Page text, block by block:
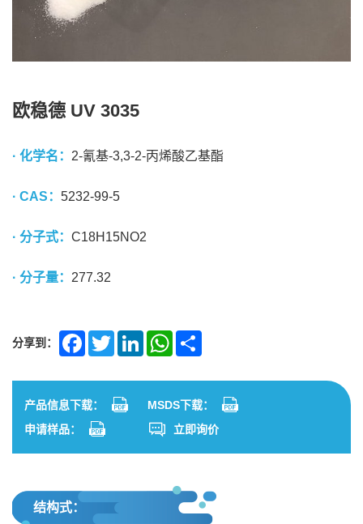
欧稳德 UV 3035
· 化学名： 2-氰基-3,3-2-丙烯酸乙基酯
· CAS： 5232-99-5
· 分子式： C18H15NO2
· 分子量： 277.32
分享到： Facebook
TwitterLinkedInWhatsApp
产品信息下载：
MSDS下载：
申请样品：
立即询价
结构式：